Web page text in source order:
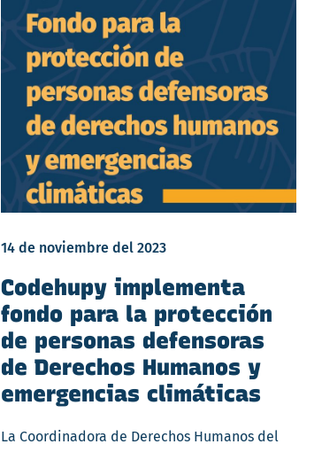
14 de noviembre del 2023
Codehupy implementa
fondo para la protección
de personas defensoras
de Derechos Humanos y
emergencias climáticas
La Coordinadora de Derechos Humanos del